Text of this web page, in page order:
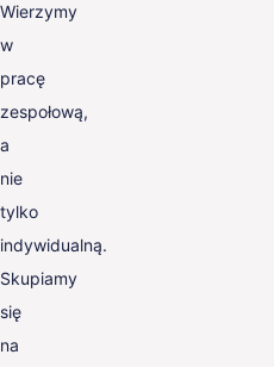
Wierzymy
w
pracę
zespołową,
a
nie
tylko
indywidualną.
Skupiamy
się
na